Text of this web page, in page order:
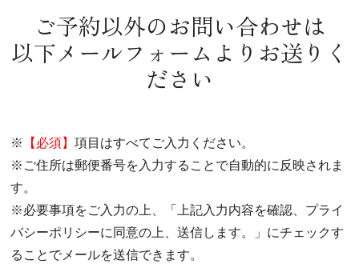
ご予約以外のお問い合わせは
以下メールフォームよりお送りく
ださい
※ 【必須】 項目はすべてご入力ください。
※ご住所は郵便番号を入力することで自動的に反映されま
す。
※必要事項をご入力の上、「上記入力内容を確認、プライ
バシーポリシーに同意の上、送信します。」にチェックす
ることでメールを送信できます。